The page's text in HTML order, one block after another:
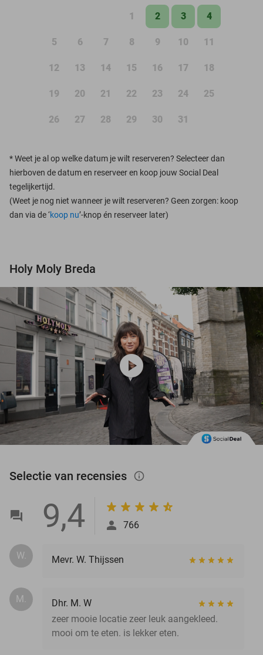
1 2 3 4
5 6 7 8 9 10 11
12 13 14 15 16 17 18
19 20 21 22 23 24 25
26 27 28 29 30 31
*Weet je al op welke datum je wilt reserveren? Selecteer dan
hierboven de datum en reserveer en koop jouw Social Deal
tegelijkertijd.
(Weet je nog niet wanneer je wilt reserveren? Geen zorgen: koop
dan via de ‘koop nu’-knop én reserveer later)
Holy Moly Breda
play_circle
Selectie van recensies info_outlined
9,4 766
W. Mevr. W. Thijssen
M.
Dhr. M. W
zeer mooie locatie zeer leuk aangekleed.
mooi om te eten. is lekker eten.